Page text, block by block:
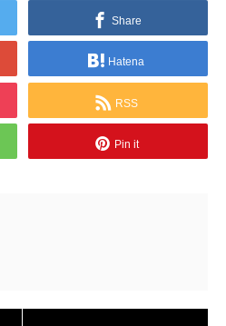
Share
Hatena
RSS
Pin it